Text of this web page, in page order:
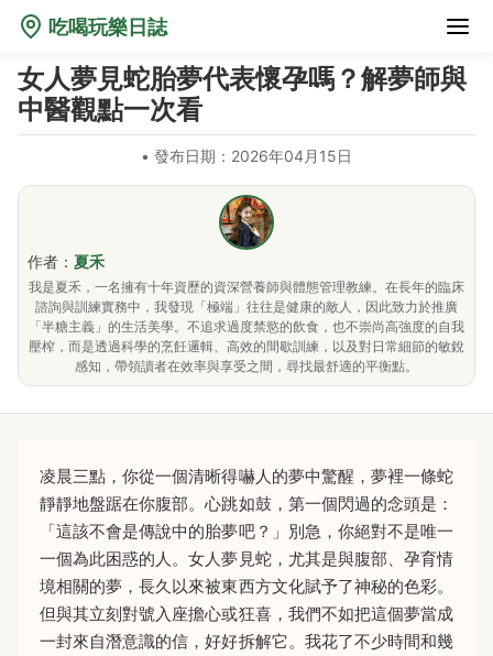
吃喝玩樂日誌
女人夢見蛇胎夢代表懷孕嗎？解夢師與
中醫觀點一次看
• 發布日期：2026年04月15日
作者： 夏禾
我是夏禾，一名擁有十年資歷的資深營養師與體態管理教練。在長年的臨床
諮詢與訓練實務中，我發現「極端」往往是健康的敵人，因此致力於推廣
「半糖主義」的生活美學。不追求過度禁慾的飲食，也不崇尚高強度的自我
壓榨，而是透過科學的烹飪邏輯、高效的間歇訓練，以及對日常細節的敏銳
感知，帶領讀者在效率與享受之間，尋找最舒適的平衡點。
凌晨三點，你從一個清晰得嚇人的夢中驚醒，夢裡一條蛇
靜靜地盤踞在你腹部。心跳如鼓，第一個閃過的念頭是：
「這該不會是傳說中的胎夢吧？」別急，你絕對不是唯一
一個為此困惑的人。女人夢見蛇，尤其是與腹部、孕育情
境相關的夢，長久以來被東西方文化賦予了神秘的色彩。
但與其立刻對號入座擔心或狂喜，我們不如把這個夢當成
一封來自潛意識的信，好好拆解它。我花了不少時間和幾